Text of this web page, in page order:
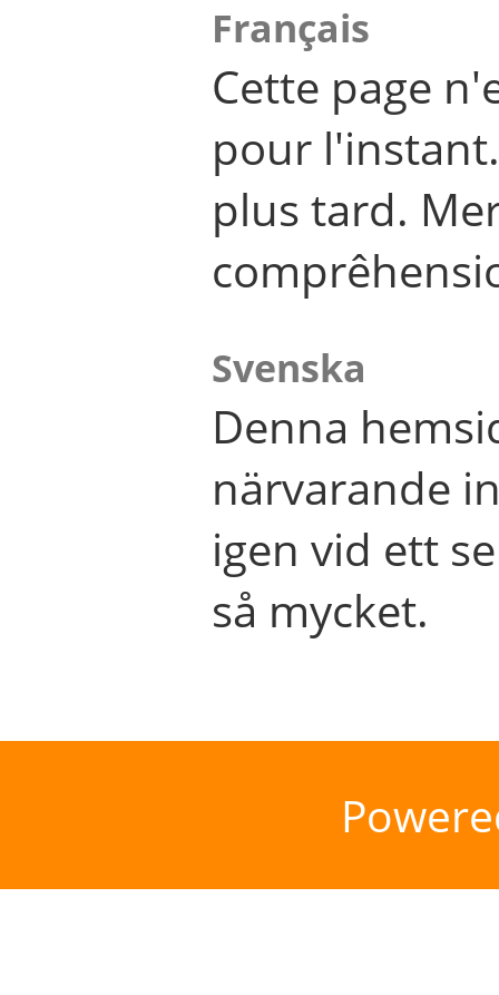
Français
Cette page
pour
plus tard.
Svenska
Denna
närvarande
igen vid ett
så mycket.